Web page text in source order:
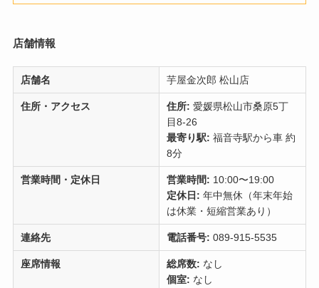
店舗情報
店舗名 芋屋金次郎 松山店
住所・アクセス 住所: 愛媛県松山市桑原5丁
目8-26
最寄り駅: 福音寺駅から車 約
8分
営業時間・定休日 営業時間: 10:00〜19:00
定休日: 年中無休（年末年始
は休業・短縮営業あり）
連絡先 電話番号: 089-915-5535
座席情報 総席数: なし
個室: なし